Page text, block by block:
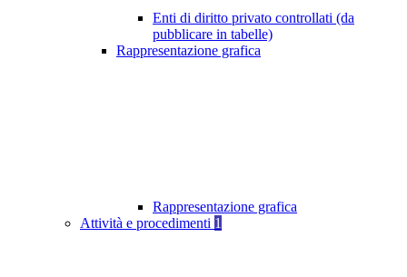
Enti di diritto privato controllati (da
pubblicare in tabelle)
Rappresentazione grafica
Rappresentazione grafica
Attività e procedimenti 1